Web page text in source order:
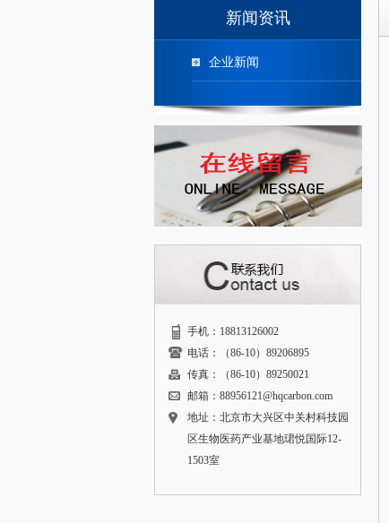
新闻资讯
企业新闻
手机：18813126002
电话：（86-10）89206895
传真：（86-10）89250021
邮箱：88956121@hqcarbon.com
地址：北京市大兴区中关村科技园
区生物医药产业基地珺悦国际12-
1503室